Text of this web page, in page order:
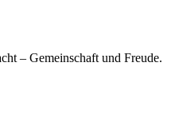
– Gemeinschaft und Freude.